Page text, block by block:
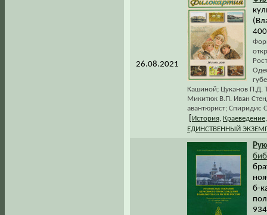
26.08.2021
Кашиной; Цуканов П.Д.
Микитюк В.П. Иван
авантюрист; Спиридис
История Краеведение
ЕДИНСТВЕННЫЙ
б-